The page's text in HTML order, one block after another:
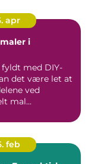
apr
i
fyldt med DIY-
det være let at
ved
mal...
feb